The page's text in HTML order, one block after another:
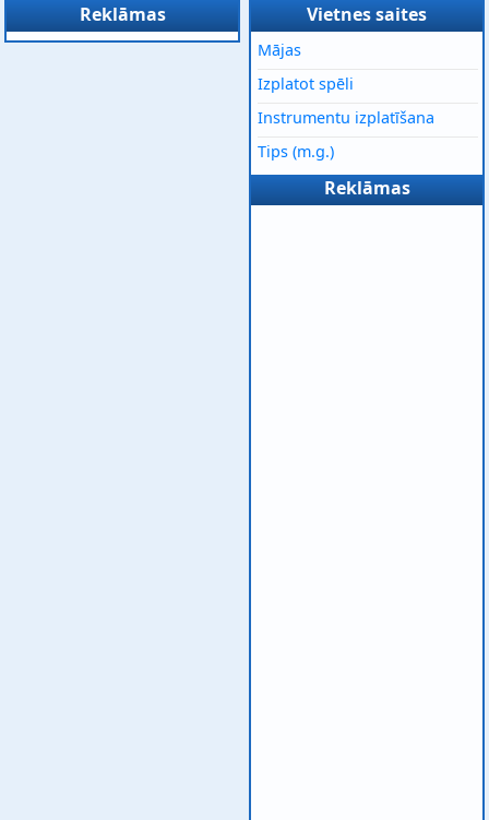
Reklāmas Vietnes saites
Mājas
Izplatot spēli
Instrumentu izplatīšana
Tips (m.g.)
Reklāmas